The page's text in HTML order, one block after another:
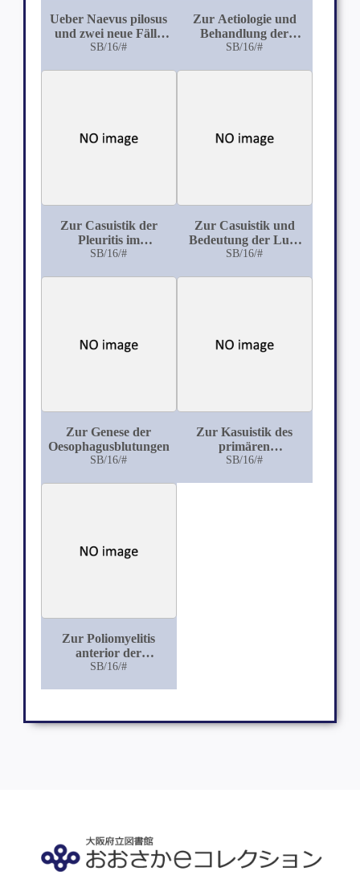
Ueber Naevus pilosus
und zwei neue Fälle
von Schwimmhosen-
SB/16/#
Zur Aetiologie und
Behandlung der
progressiven
SB/16/#
Zur Casuistik der
Pleuritis im
Greisenalter
SB/16/#
Zur Casuistik und
Bedeutung der Lues
hereditaria tarda
SB/16/#
Zur Genese der
Oesophagusblutungen
SB/16/#
Zur Kasuistik des
primären
Lungenkrebses
SB/16/#
Zur Poliomyelitis
anterior der
Erwachsenen
SB/16/#